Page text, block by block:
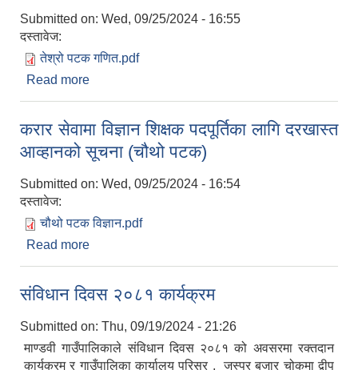
Submitted on: Wed, 09/25/2024 - 16:55
दस्तावेज:
तेश्रो पटक गणित.pdf
Read more
करार सेवामा विज्ञान शिक्षक पदपूर्तिका लागि दरखास्त
आव्हानको सूचना (चौथो पटक)
Submitted on: Wed, 09/25/2024 - 16:54
दस्तावेज:
चौथो पटक विज्ञान.pdf
Read more
संविधान दिवस २०८१ कार्यक्रम
Submitted on: Thu, 09/19/2024 - 21:26
माण्डवी गाउँपालिकाले संविधान दिवस २०८१ को अवसरमा रक्तदान
कार्यक्रम र गाउँपालिका कार्यालय परिसर , जस्पुर बजार चोकमा द्वीप